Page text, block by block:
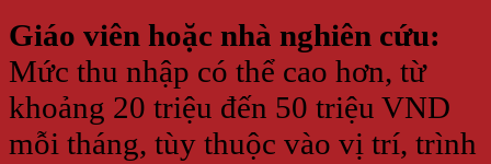
Giáo viên hoặc nhà nghiên cứu:
Mức thu nhập có thể cao hơn, từ
khoảng 20 triệu đến 50 triệu VND
mỗi tháng, tùy thuộc vào vị trí, trình